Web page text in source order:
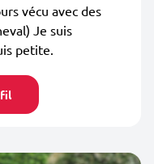
vécu avec des
Je suis
petite.